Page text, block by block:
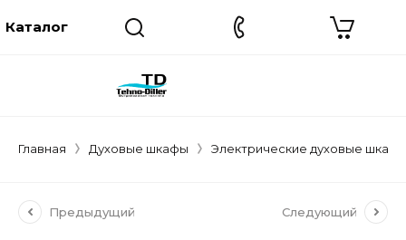
Главная Духовые шкафы Электрические духовые
Предыдущий Следующий